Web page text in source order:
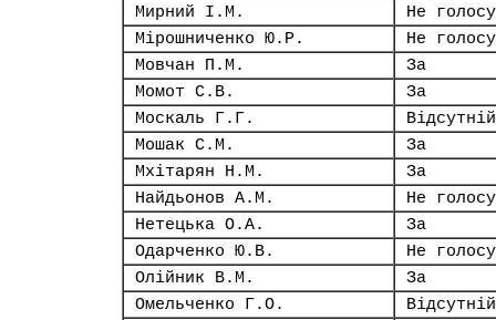
Мирний І.М.
Не
Мірошниченко Ю.Р.
Не
Мовчан П.М.
За
Момот С.В.
За
Москаль Г.Г.
Відсутній
Мошак С.М.
За
Мхітарян Н.М.
За
Найдьонов А.М.
Не
Нетецька О.А.
За
Одарченко Ю.В.
Не
Олійник В.М.
За
Омельченко Г.О.
Відсутній